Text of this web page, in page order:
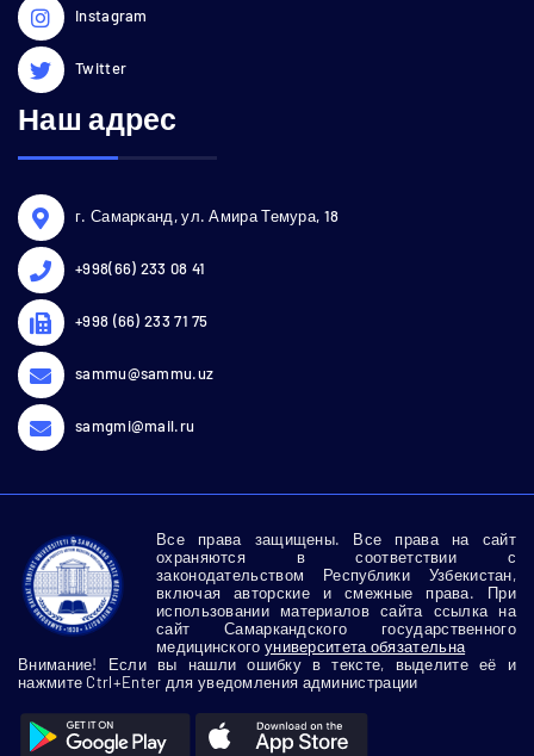
Instagram
Twitter
Наш адрес
г. Самарканд, ул. Амира Темура, 18
+998(66) 233 08 41
+998 (66) 233 71 75
sammu@sammu.uz
samgmi@mail.ru
Все права защищены. Все права на сайт
охраняются в соответствии с
законодательством Республики Узбекистан,
включая авторские и смежные права. При
использовании материалов сайта ссылка на
сайт Самаркандского государственного
медицинского университета обязательна
Внимание! Если вы нашли ошибку в тексте, выделите её и
нажмите Ctrl+Enter для уведомления администрации